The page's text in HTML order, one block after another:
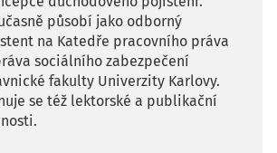
působí jako odborný
na Katedře pracovního práva
sociálního zabezpečení
fakulty Univerzity Karlovy.
se též lektorské a publikační